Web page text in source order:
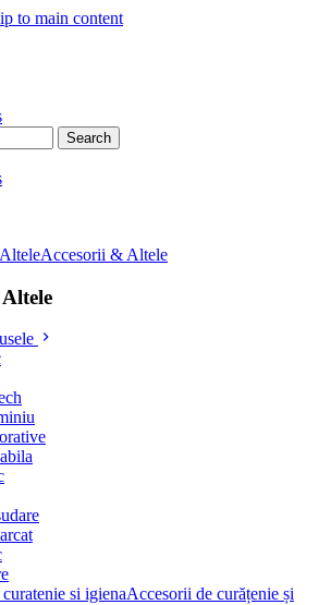
to main content
Search
Accesorii & Altele
Accesorii de curățenie și